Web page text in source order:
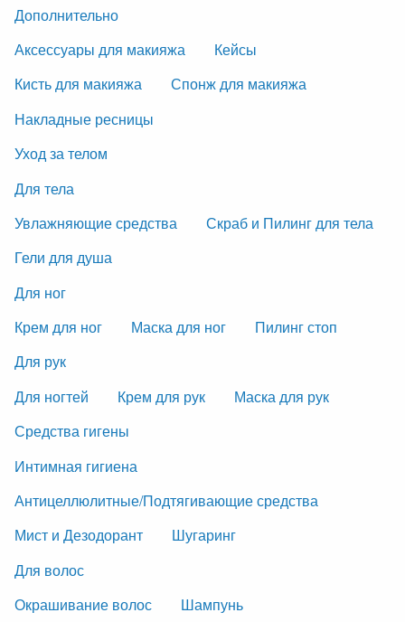
Дополнительно
Аксессуары для макияжа
Кейсы
Кисть для макияжа
Спонж для макияжа
Накладные ресницы
Уход за телом
Для тела
Увлажняющие средства
Скраб и Пилинг для тела
Гели для душа
Для ног
Крем для ног
Маска для ног
Пилинг стоп
Для рук
Для ногтей
Крем для рук
Маска для рук
Средства гигены
Интимная гигиена
Антицеллюлитные/Подтягивающие средства
Мист и Дезодорант
Шугаринг
Для волос
Окрашивание волос
Шампунь